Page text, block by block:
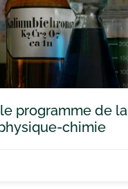
programme de la
chimie